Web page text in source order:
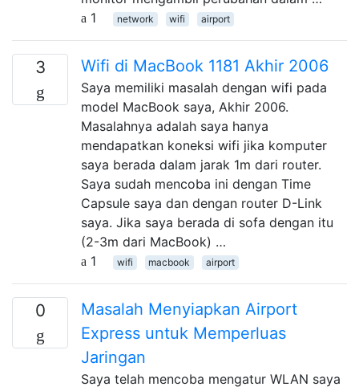
1
network wifi airport
3 Wifi di MacBook 1181 Akhir 2006
Saya memiliki masalah dengan wifi pada
model MacBook saya, Akhir 2006.
Masalahnya adalah saya hanya
mendapatkan koneksi wifi jika komputer
saya berada dalam jarak 1m dari router.
Saya sudah mencoba ini dengan Time
Capsule saya dan dengan router D-Link
saya. Jika saya berada di sofa dengan itu
(2-3m dari MacBook) …
1
wifi macbook airport
0
Masalah Menyiapkan Airport
Express untuk Memperluas
Jaringan
Saya telah mencoba mengatur WLAN saya